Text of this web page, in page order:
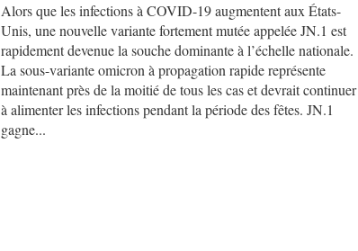
Alors que les infections à COVID-19 augmentent aux États-
Unis, une nouvelle variante fortement mutée appelée JN.1 est
rapidement devenue la souche dominante à l’échelle nationale.
La sous-variante omicron à propagation rapide représente
maintenant près de la moitié de tous les cas et devrait continuer
à alimenter les infections pendant la période des fêtes. JN.1
gagne...